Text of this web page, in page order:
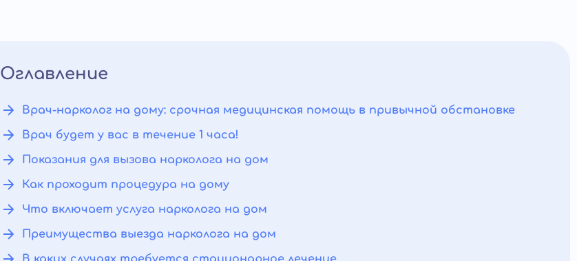
Оглавление
Врач-нарколог на дому: срочная медицинская помощь в привычной обстановке
Врач будет у вас в течение 1 часа!
Показания для вызова нарколога на дом
Как проходит процедура на дому
Что включает услуга нарколога на дом
Преимущества выезда нарколога на дом